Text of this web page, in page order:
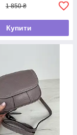
1 850 ₴
Купити